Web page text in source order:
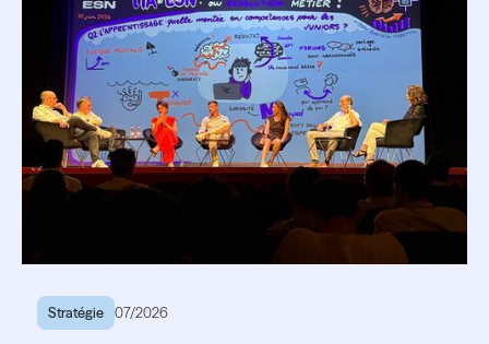
Stratégie 07/2026